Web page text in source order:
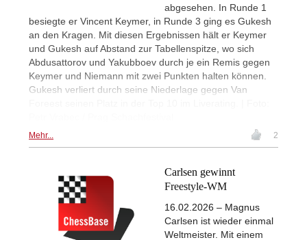
abgesehen. In Runde 1
besiegte er Vincent Keymer, in Runde 3 ging es Gukesh
an den Kragen. Mit diesen Ergebnissen hält er Keymer
und Gukesh auf Abstand zur Tabellenspitze, wo sich
Abdusattorov und Yakubboev durch je ein Remis gegen
Keymer und Niemann mit zwei Punkten halten können.
Gukesh verliert durch seine Niederlage gegen Van
Mehr... 2
Carlsen gewinnt
Freestyle-WM
16.02.2026 – Magnus
Carlsen ist wieder einmal
Weltmeister. Mit einem